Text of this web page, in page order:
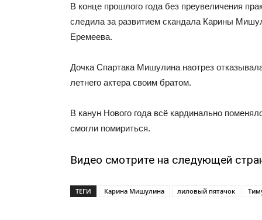
В конце прошлого года без преувеличения
следила за развитием скандала Карины
Еремеева.
Дочка Спартака Мишулина наотрез
летнего актера своим братом.
В канун Нового года всё кардинально
смогли помириться.
Видео смотрите на следующей
ТЕГИ Карина Мишулина лиловый пятачок